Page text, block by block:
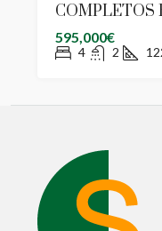
COMPLETOS
595,000€
4 2